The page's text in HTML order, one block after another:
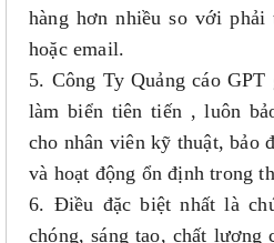
hàng hơn nhiều so với
hoặc email.
5. Công Ty Quảng cáo GPT
làm biển tiên tiến , luôn
cho nhân viên kỹ thuật, bảo
và hoạt động ổn định trong
6. Điều đặc biệt nhất là
chóng, sáng tạo, chất lượng